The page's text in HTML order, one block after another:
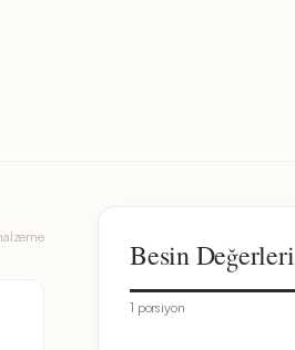
Besin Değerleri
1 porsiyon